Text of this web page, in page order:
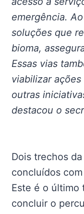
emergência.
soluções que
bioma,
Essas vias
viabilizar
outras
destacou o
Dois trechos
concluídos
Este é o último
concluir o